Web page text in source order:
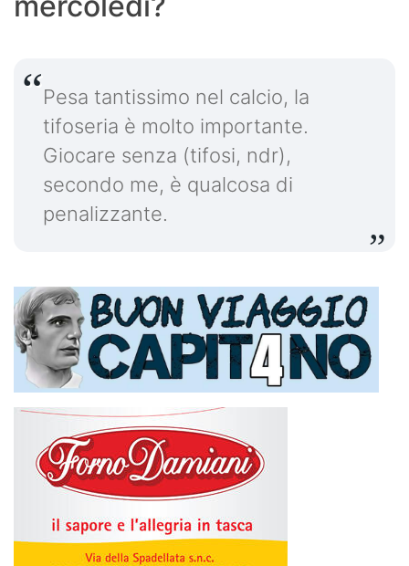
Pesa tantissimo nel calcio, la
tifoseria è molto importante.
Giocare senza (tifosi, ndr),
secondo me, è qualcosa di
penalizzante.